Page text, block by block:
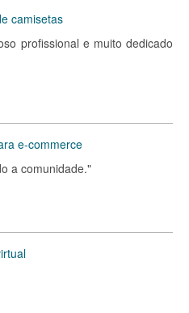
camisetas
profissional e muito dedicado
e-commerce
a comunidade."